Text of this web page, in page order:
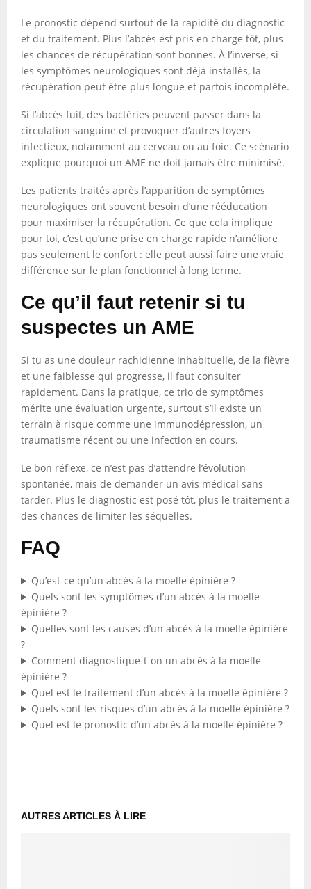
Le pronostic dépend surtout de la rapidité du diagnostic
et du traitement. Plus l’abcès est pris en charge tôt, plus
les chances de récupération sont bonnes. À l’inverse, si
les symptômes neurologiques sont déjà installés, la
récupération peut être plus longue et parfois incomplète.
Si l’abcès fuit, des bactéries peuvent passer dans la
circulation sanguine et provoquer d’autres foyers
infectieux, notamment au cerveau ou au foie. Ce scénario
explique pourquoi un AME ne doit jamais être minimisé.
Les patients traités après l’apparition de symptômes
neurologiques ont souvent besoin d’une rééducation
pour maximiser la récupération. Ce que cela implique
pour toi, c’est qu’une prise en charge rapide n’améliore
pas seulement le confort : elle peut aussi faire une vraie
différence sur le plan fonctionnel à long terme.
Ce qu’il faut retenir si tu
suspectes un AME
Si tu as une douleur rachidienne inhabituelle, de la fièvre
et une faiblesse qui progresse, il faut consulter
rapidement. Dans la pratique, ce trio de symptômes
mérite une évaluation urgente, surtout s’il existe un
terrain à risque comme une immunodépression, un
traumatisme récent ou une infection en cours.
Le bon réflexe, ce n’est pas d’attendre l’évolution
spontanée, mais de demander un avis médical sans
tarder. Plus le diagnostic est posé tôt, plus le traitement a
des chances de limiter les séquelles.
FAQ
Qu’est-ce qu’un abcès à la moelle épinière ?
Quels sont les symptômes d’un abcès à la moelle
épinière ?
Quelles sont les causes d’un abcès à la moelle épinière
?
Comment diagnostique-t-on un abcès à la moelle
épinière ?
Quel est le traitement d’un abcès à la moelle épinière ?
Quels sont les risques d’un abcès à la moelle épinière ?
Quel est le pronostic d’un abcès à la moelle épinière ?
AUTRES ARTICLES À LIRE